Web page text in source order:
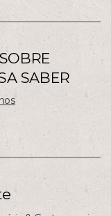
SABER